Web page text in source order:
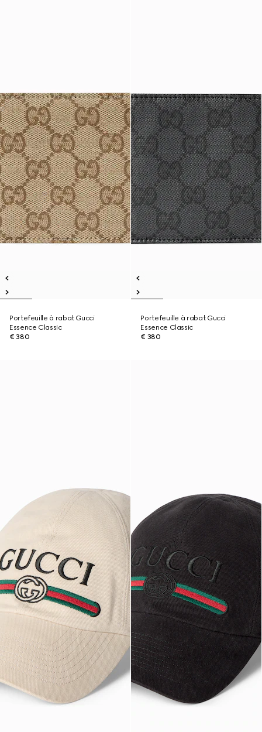
Portefeuille à rabat Gucci
Essence Classic
€ 380
Portefeuille à rabat Gucci
Essence Classic
€ 380